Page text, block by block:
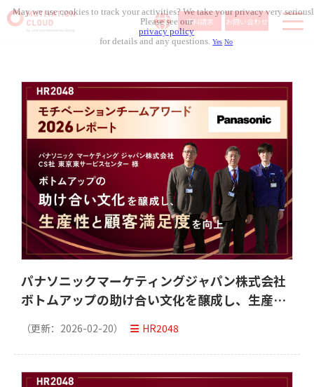
資料請求 お問い合わせ
導入事例
料金体系
お役立ち資料
コラム記事
組織人事メディア
パナソニックマーケティングジャパン株式会社
ボトムアップの助け合い文化を醸成し、生産性
（更新： 2026-02-20） HR2048
May we use cookies to track your activities? We take your privacy very
Please see our
privacy policy
for details and any questions.Yes No